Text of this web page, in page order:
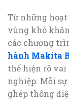
Từ những
vùng khó
các chương
hành Makita
thể hiện rõ
nghiệp. Mỗi
ghép thông